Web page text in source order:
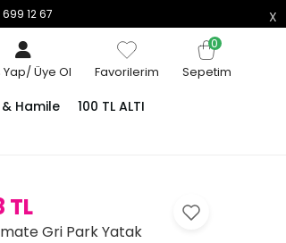
12 67
Yap/Üye Ol Favorilerim
0
Sepetim
Hamile
100 TL ALTI
TL
Gri Park Yatak